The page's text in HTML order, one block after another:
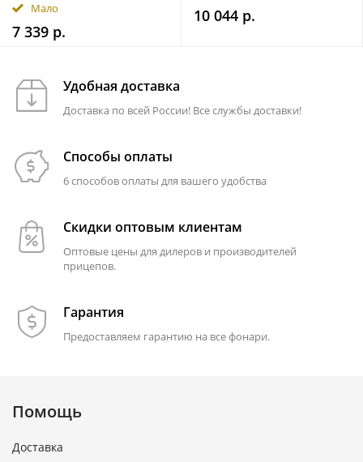
Мало
7 339 р.
10 044 р.
Удобная доставка
Доставка по всей России! Все службы доставки!
Способы оплаты
6 способов оплаты для вашего удобства
Скидки оптовым клиентам
Оптовые цены для дилеров и производителей
прицепов.
Гарантия
Предоставляем гарантию на все фонари.
Помощь
Доставка